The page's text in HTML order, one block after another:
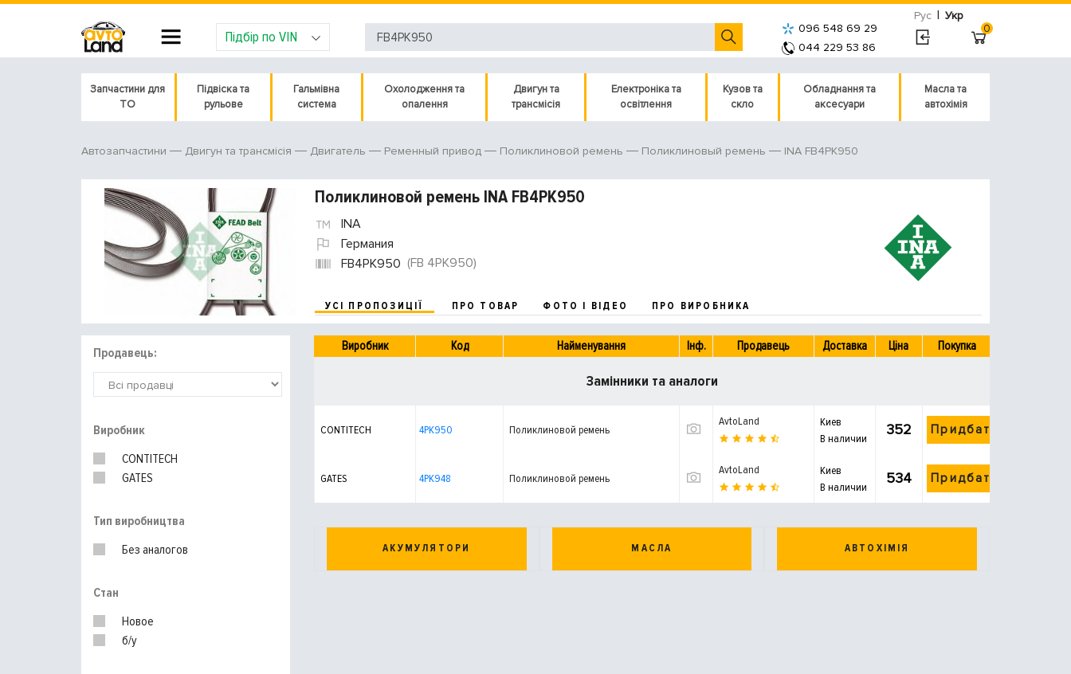
Рус | Укр
Підбір по VIN
096 548 69 29
044 229 53 86
0
Запчастини для
ТО
Підвіска та
рульове
Гальмівна
система
Охолодження та
опалення
Двигун та
трансмісія
Електроніка та
освітлення
Кузов та
скло
Обладнання та
аксесуари
Масла та
автохімія
Автозапчастини Двигун та трансмісія Двигатель Ременный привод Поликлиновой ремень Поликлиновый ремень INA FB4PK950
Поликлиновой ремень INA FB4PK950
INA
Германия
FB4PK950 (FB 4PK950)
УСІ ПРОПОЗИЦІЇ ПРО ТОВАР ФОТО І ВІДЕО ПРО ВИРОБНИКА
Продавець:
Виробник
CONTITECH
GATES
Тип виробництва
Без аналогов
Стан
Новое
б/у
Виробник Код Найменування Інф. Продавець Доставка Ціна Покупка
Замінники та аналоги
CONTITECH 4PK950 Поликлиновой ремень
AvtoLand
Киев
В наличии
352 Придбати
GATES 4PK948 Поликлиновой ремень
AvtoLand
Киев
В наличии
534 Придбати
АКУМУЛЯТОРИ МАСЛА АВТОХІМІЯ